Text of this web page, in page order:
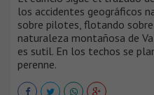
los accidentes geográficos
sobre pilotes, flotando
naturaleza montañosa de
es sutil. En los techos se
perenne.